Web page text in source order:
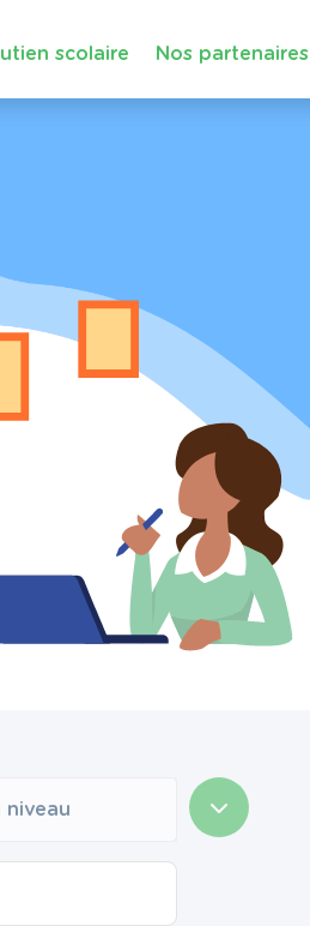
scolaire Nos partenaires
niveau